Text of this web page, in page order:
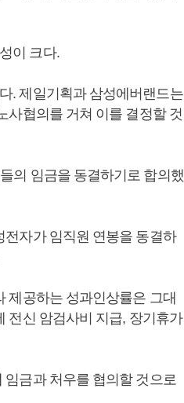
이 크다.
. 제일기획과 삼성에버랜드는
사협의를 거쳐 이를 결정할 것
의 임금을 동결하기로 합의했
자가 임직원 연봉을 동결하
제공하는 성과인상률은 그대
전신 암검사비 지급, 장기휴가
금과 처우를 협의할 것으로